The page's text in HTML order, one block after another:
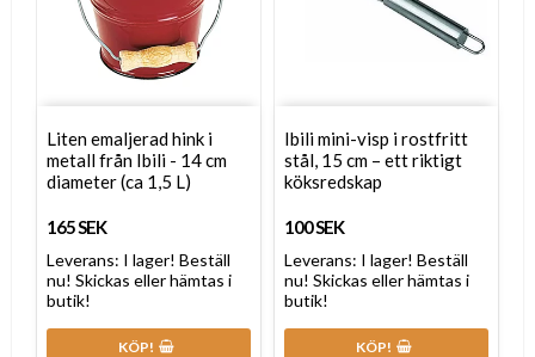
Liten emaljerad hink i
metall från Ibili - 14 cm
diameter (ca 1,5 L)
165 SEK
Leverans: I lager! Beställ
nu! Skickas eller hämtas i
butik!
KÖP!
Ibili mini-visp i rostfritt
stål, 15 cm – ett riktigt
köksredskap
100 SEK
Leverans: I lager! Beställ
nu! Skickas eller hämtas i
butik!
KÖP!